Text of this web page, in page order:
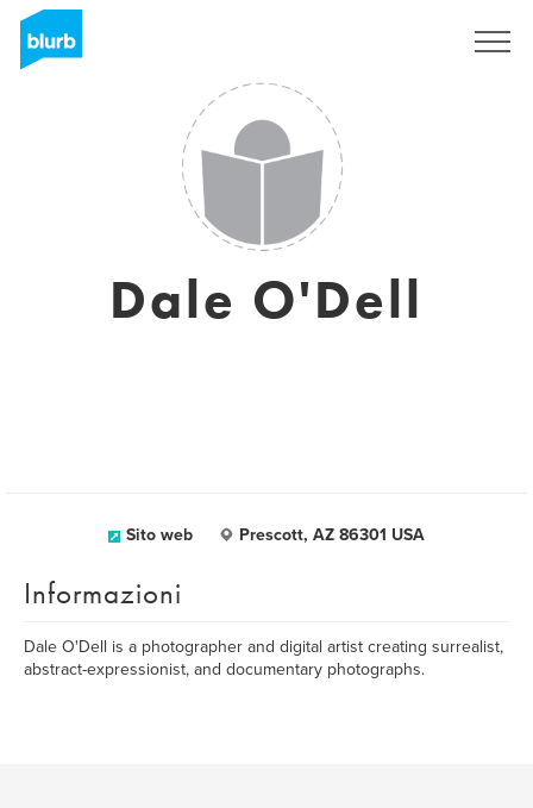
Dale O'Dell
Sito web Prescott, AZ 86301 USA
Informazioni
Dale O'Dell is a photographer and digital artist creating surrealist,
abstract-expressionist, and documentary photographs.